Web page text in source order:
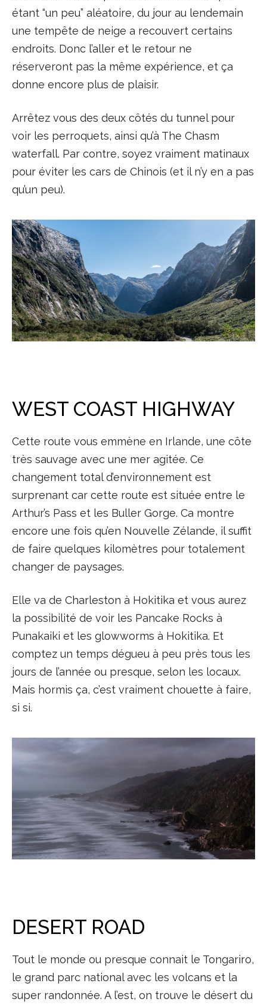
étant “un peu” aléatoire, du jour au lendemain
une tempête de neige a recouvert certains
endroits. Donc l’aller et le retour ne
réserveront pas la même expérience, et ça
donne encore plus de plaisir.
Arrêtez vous des deux côtés du tunnel pour
voir les perroquets, ainsi qu’à The Chasm
waterfall. Par contre, soyez vraiment matinaux
pour éviter les cars de Chinois (et il n’y en a pas
qu’un peu).
WEST COAST HIGHWAY
Cette route vous emmène en Irlande, une côte
très sauvage avec une mer agitée. Ce
changement total d’environnement est
surprenant car cette route est située entre le
Arthur’s Pass et les Buller Gorge. Ca montre
encore une fois qu’en Nouvelle Zélande, il suffit
de faire quelques kilomètres pour totalement
changer de paysages.
Elle va de Charleston à Hokitika et vous aurez
la possibilité de voir les Pancake Rocks à
Punakaiki et les glowworms à Hokitika. Et
comptez un temps dégueu à peu près tous les
jours de l’année ou presque, selon les locaux.
Mais hormis ça, c’est vraiment chouette à faire,
si si.
DESERT ROAD
Tout le monde ou presque connait le Tongariro,
le grand parc national avec les volcans et la
super randonnée. A l’est, on trouve le désert du